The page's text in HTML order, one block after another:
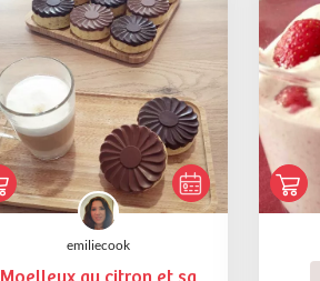
emiliecook